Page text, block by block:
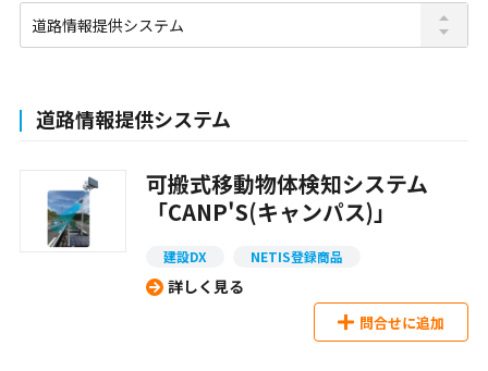
九州・沖縄（外部）
道路情報提供システム
可搬式移動物体検知システム
「CANP'S(キャンパス)」
建設DX NETIS登録商品
詳しく見る
問合せに追加